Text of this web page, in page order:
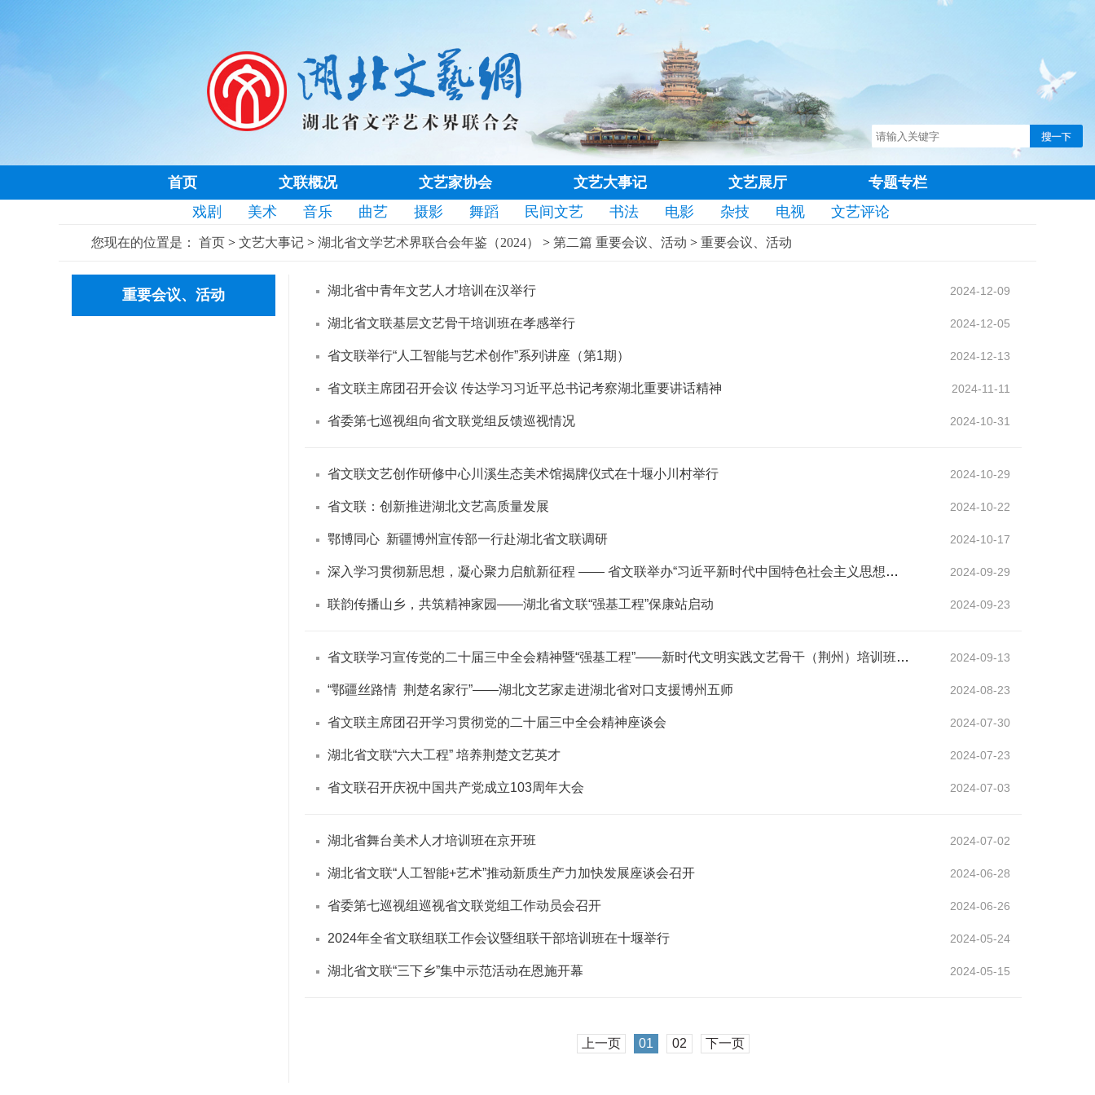
首页 文联概况 文艺家协会 文艺大事记 文艺展厅
专题专栏
戏剧
美术 音乐 曲艺 摄影 舞蹈 民间文艺 书法 电影 杂技 电视 文艺评论
您现在的位置是： 首页 > 文艺大事记 > 湖北省文学艺术界联合会年鉴（2024） > 第二篇 重要会议、活动 > 重要会议、活动
重要会议、活动 湖北省中青年文艺人才培训在汉举行 2024-12-09
湖北省文联基层文艺骨干培训班在孝感举行 2024-12-05
省文联举行“人工智能与艺术创作”系列讲座（第1期） 2024-12-13
省文联主席团召开会议 传达学习习近平总书记考察湖北重要讲话精神 2024-11-11
省委第七巡视组向省文联党组反馈巡视情况 2024-10-31
省文联文艺创作研修中心川溪生态美术馆揭牌仪式在十堰小川村举行 2024-10-29
省文联：创新推进湖北文艺高质量发展 2024-10-22
鄂博同心 新疆博州宣传部一行赴湖北省文联调研 2024-10-17
深入学习贯彻新思想，凝心聚力启航新征程 —— 省文联举办“习近平新时代中国特色社会主义思想与党的二十届 2024-09-29
联韵传播山乡，共筑精神家园——湖北省文联“强基工程”保康站启动 2024-09-23
省文联学习宣传党的二十届三中全会精神暨“强基工程”——新时代文明实践文艺骨干（荆州）培训班在监利开班 2024-09-13
“鄂疆丝路情 荆楚名家行”——湖北文艺家走进湖北省对口支援博州五师 2024-08-23
省文联主席团召开学习贯彻党的二十届三中全会精神座谈会 2024-07-30
湖北省文联“六大工程” 培养荆楚文艺英才 2024-07-23
省文联召开庆祝中国共产党成立103周年大会 2024-07-03
湖北省舞台美术人才培训班在京开班 2024-07-02
湖北省文联“人工智能+艺术”推动新质生产力加快发展座谈会召开 2024-06-28
省委第七巡视组巡视省文联党组工作动员会召开 2024-06-26
2024年全省文联组联工作会议暨组联干部培训班在十堰举行 2024-05-24
湖北省文联“三下乡”集中示范活动在恩施开幕 2024-05-15
上一页 01 02 下一页